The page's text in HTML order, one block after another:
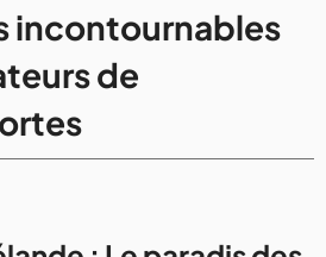
incontournables
de